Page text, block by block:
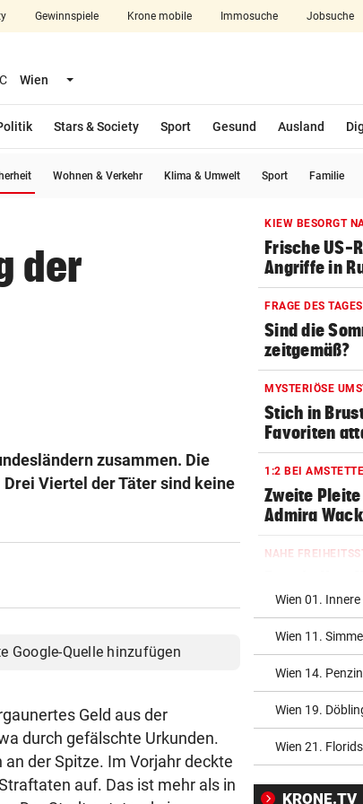
auswählen
Gewinnspiele Krone mobile Immosuche Jobsuche
Wien Menü aufklappen
Stars & Society Sport Gesund Ausland
Wohnen & Verkehr Klima & Umwelt Sport Familie
der
zusammen. Die
Viertel der Täter sind keine
Google-Quelle hinzufügen
Geld aus der
durch gefälschte Urkunden.
der Spitze. Im Vorjahr deckte
auf. Das ist mehr als in
KIEW BESORGT
Frische US-
Angriffe in
FRAGE DES TAGES
Sind die
zeitgemäß?
MYSTERIÖSE
Stich in
Favoriten
1:2 BEI
Zweite
Admira
NAHE
und
DÜRRE UND HITZE
Italiens
ein Rinnsal
AUF MARIAHILFER
Mann mit
Gesicht
DFB-PROFI PACKT
Wien 01.
Wien 11.
Wien 14.
Wien 19.
Wien 21.
KRONE.TV